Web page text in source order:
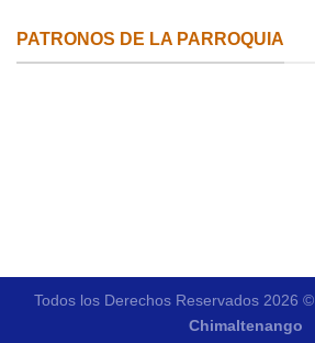
PATRONOS DE LA PARROQUIA
Todos los Derechos Reservados 2026 ©
Chimaltenango